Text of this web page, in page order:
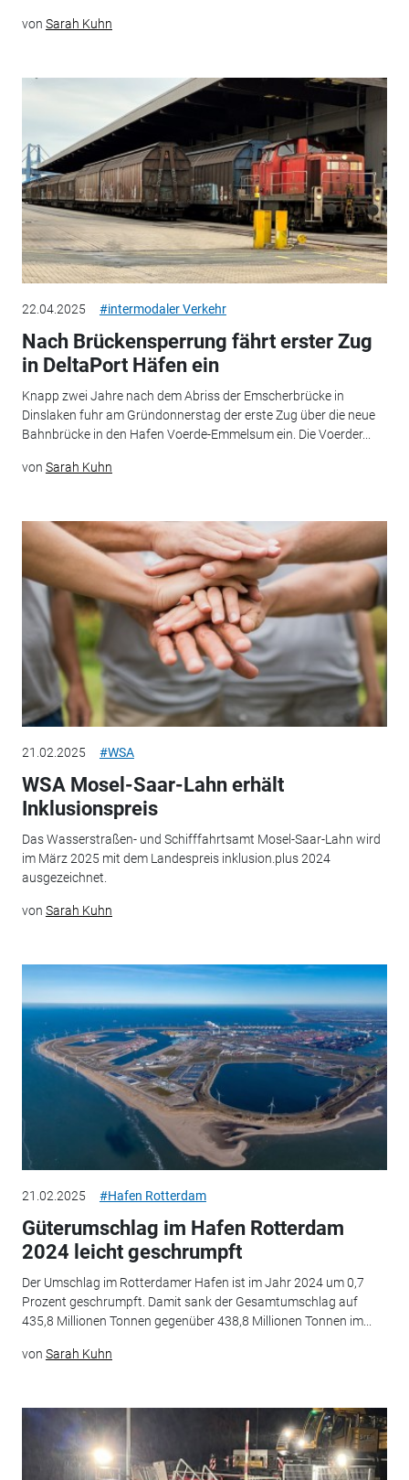
von Sarah Kuhn
22.04.2025 #intermodaler Verkehr
Nach Brückensperrung fährt erster Zug
in DeltaPort Häfen ein
Knapp zwei Jahre nach dem Abriss der Emscherbrücke in
Dinslaken fuhr am Gründonnerstag der erste Zug über die neue
Bahnbrücke in den Hafen Voerde-Emmelsum ein. Die Voerder...
von Sarah Kuhn
21.02.2025 #WSA
WSA Mosel-Saar-Lahn erhält
Inklusionspreis
Das Wasserstraßen- und Schifffahrtsamt Mosel-Saar-Lahn wird
im März 2025 mit dem Landespreis inklusion.plus 2024
ausgezeichnet.
von Sarah Kuhn
21.02.2025 #Hafen Rotterdam
Güterumschlag im Hafen Rotterdam
2024 leicht geschrumpft
Der Umschlag im Rotterdamer Hafen ist im Jahr 2024 um 0,7
Prozent geschrumpft. Damit sank der Gesamtumschlag auf
435,8 Millionen Tonnen gegenüber 438,8 Millionen Tonnen im...
von Sarah Kuhn